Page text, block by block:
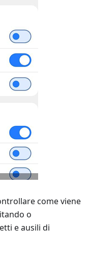
come viene
o
e ausili di